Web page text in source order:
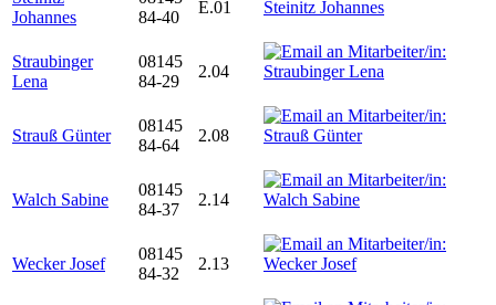
Johannes
84-40
E.01
Straubinger
Lena
08145
84-29
2.04
Strauß Günter
08145
84-64
2.08
Walch Sabine
08145
84-37
2.14
Wecker Josef
08145
84-32
2.13